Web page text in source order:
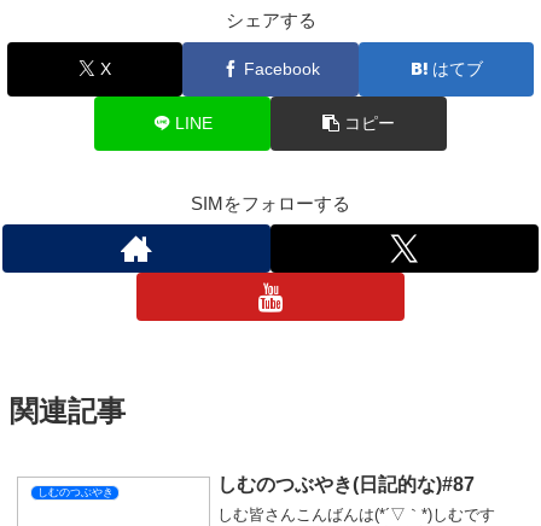
シェアする
X Facebook はてブ
LINE コピー
SIMをフォローする
関連記事
しむのつぶやき しむのつぶやき(日記的な)#87
しむ皆さんこんばんは(*´▽｀*)しむです